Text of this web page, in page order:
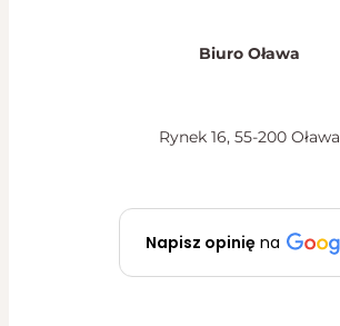
Biuro Oława
Rynek 16, 55-200 Oława
Napisz opinię na